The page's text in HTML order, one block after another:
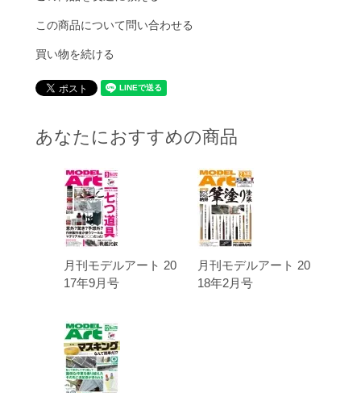
この商品について問い合わせる
買い物を続ける
あなたにおすすめの商品
月刊モデルアート 20
17年9月号
月刊モデルアート 20
18年2月号